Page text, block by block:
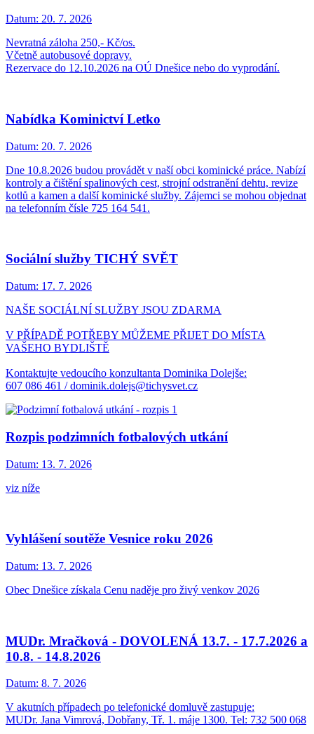
Datum: 20. 7. 2026
Nevratná záloha 250,- Kč/os.
Včetně autobusové dopravy.
Rezervace do 12.10.2026 na OÚ Dnešice nebo do vyprodání.
Nabídka Kominictví Letko
Datum: 20. 7. 2026
Dne 10.8.2026 budou provádět v naší obci kominické práce. Nabízí
kontroly a čištění spalinových cest, strojní odstranění dehtu, revize
kotlů a kamen a další kominické služby. Zájemci se mohou objednat
na telefonním čísle 725 164 541.
Sociální služby TICHÝ SVĚT
Datum: 17. 7. 2026
NAŠE SOCIÁLNÍ SLUŽBY JSOU ZDARMA
V PŘÍPADĚ POTŘEBY MŮŽEME PŘIJET DO MÍSTA
VAŠEHO BYDLIŠTĚ
Kontaktujte vedoucího konzultanta Dominika Dolejše:
607 086 461 / dominik.dolejs@tichysvet.cz
Rozpis podzimních fotbalových utkání
Datum: 13. 7. 2026
viz níže
Vyhlášení soutěže Vesnice roku 2026
Datum: 13. 7. 2026
Obec Dnešice získala Cenu naděje pro živý venkov 2026
MUDr. Mračková - DOVOLENÁ 13.7. - 17.7.2026 a
10.8. - 14.8.2026
Datum: 8. 7. 2026
V akutních případech po telefonické domluvě zastupuje:
MUDr. Jana Vimrová, Dobřany, Tř. 1. máje 1300. Tel: 732 500 068